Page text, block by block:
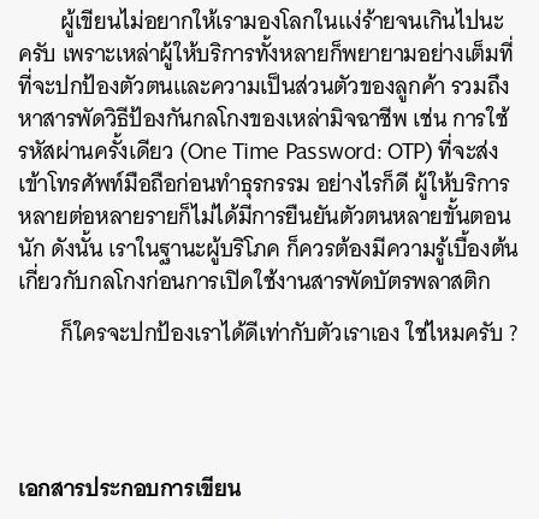
ผู้เขียนไม่อยากให้เรามองโลกในแง่ร้ายจนเกินไปนะ
ครับ เพราะเหล่าผู้ให้บริการทั้งหลายก็พยายามอย่างเต็มที่
ที่จะปกป้องตัวตนและความเป็นส่วนตัวของลูกค้า รวมถึง
หาสารพัดวิธีป้องกันกลโกงของเหล่ามิจฉาชีพ เช่น การใช้
รหัสผ่านครั้งเดียว (One Time Password: OTP) ที่จะส่ง
เข้าโทรศัพท์มือถือก่อนทำธุรกรรม อย่างไรก็ดี ผู้ให้บริการ
หลายต่อหลายรายก็ไม่ได้มีการยืนยันตัวตนหลายขั้นตอน
นัก ดังนั้น เราในฐานะผู้บริโภค ก็ควรต้องมีความรู้เบื้องต้น
เกี่ยวกับกลโกงก่อนการเปิดใช้งานสารพัดบัตรพลาสติก
ก็ใครจะปกป้องเราได้ดีเท่ากับตัวเราเอง ใช่ไหมครับ ?
เอกสารประกอบการเขียน